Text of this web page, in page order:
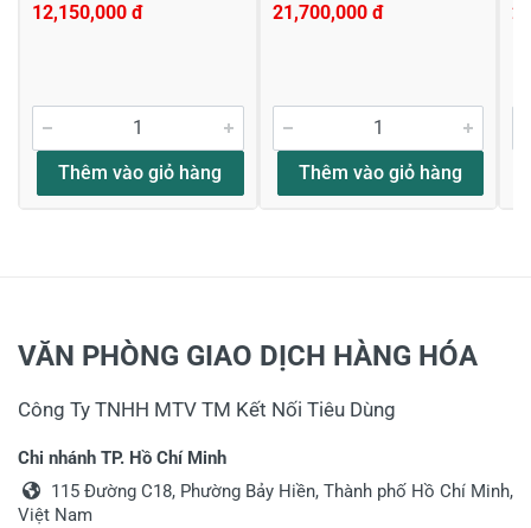
12,150,000 đ
Thêm vào giỏ hàng
21,700,000 đ
Thêm vào giỏ hàng
VĂN PHÒNG GIAO DỊCH HÀNG HÓA
Công Ty TNHH MTV TM Kết Nối Tiêu Dùng
Chi nhánh TP. Hồ Chí Minh
115 Đường C18, Phường Bảy Hiền, Thành phố Hồ Chí Minh,
Việt Nam